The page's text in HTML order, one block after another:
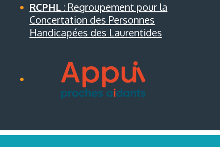
RCPHL : Regroupement pour la
Concertation des Personnes
Handicapées des Laurentides